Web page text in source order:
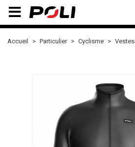
Accueil Particulier Cyclisme Vestes